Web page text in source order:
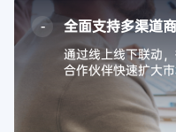
全面支持多渠道
通过线上线下联动
合作伙伴快速扩大市